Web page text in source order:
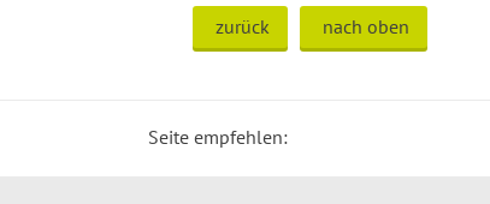
zurück nach oben
Seite empfehlen: